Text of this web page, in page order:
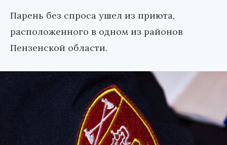
Парень без спроса ушел из приюта,
расположенного в одном из районов
Пензенской области.